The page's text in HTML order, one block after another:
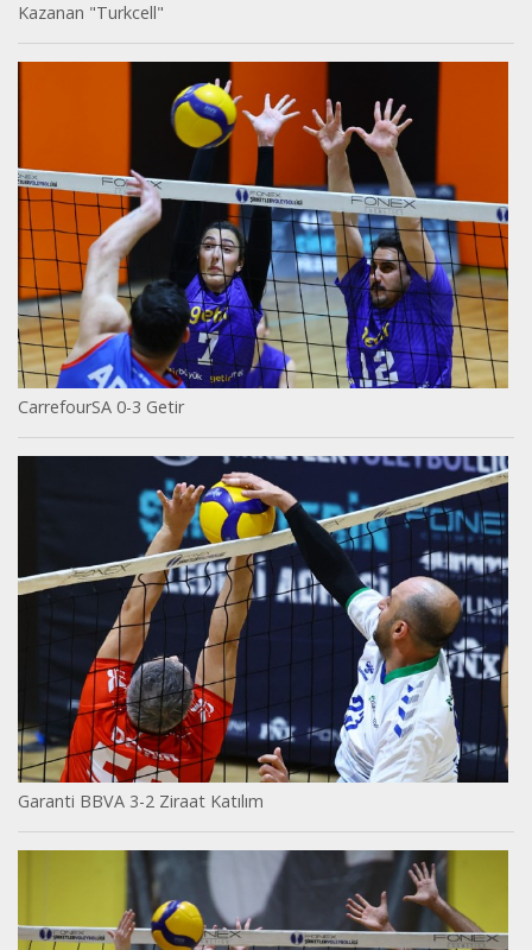
Kazanan "Turkcell"
CarrefourSA 0-3 Getir
Garanti BBVA 3-2 Ziraat Katılım